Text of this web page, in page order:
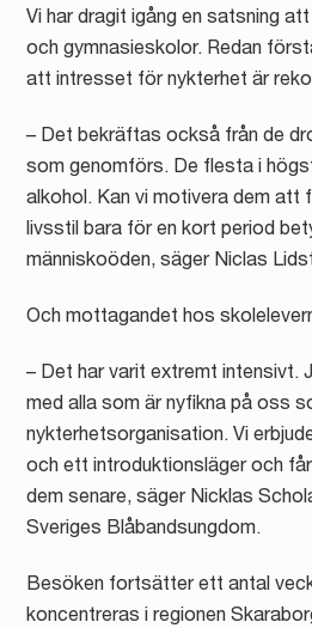
Vi har dragit igång en satsning
och gymnasieskolor. Redan
att intresset för nykterhet är
– Det bekräftas också från de
som genomförs. De flesta i
alkohol. Kan vi motivera dem att
livsstil bara för en kort period
människoöden, säger Niclas
Och mottagandet hos
– Det har varit extremt intensivt.
med alla som är nyfikna på oss
nykterhetsorganisation. Vi
och ett introduktionsläger och
dem senare, säger Nicklas
Sveriges Blåbandsungdom.
Besöken fortsätter ett antal
koncentreras i regionen